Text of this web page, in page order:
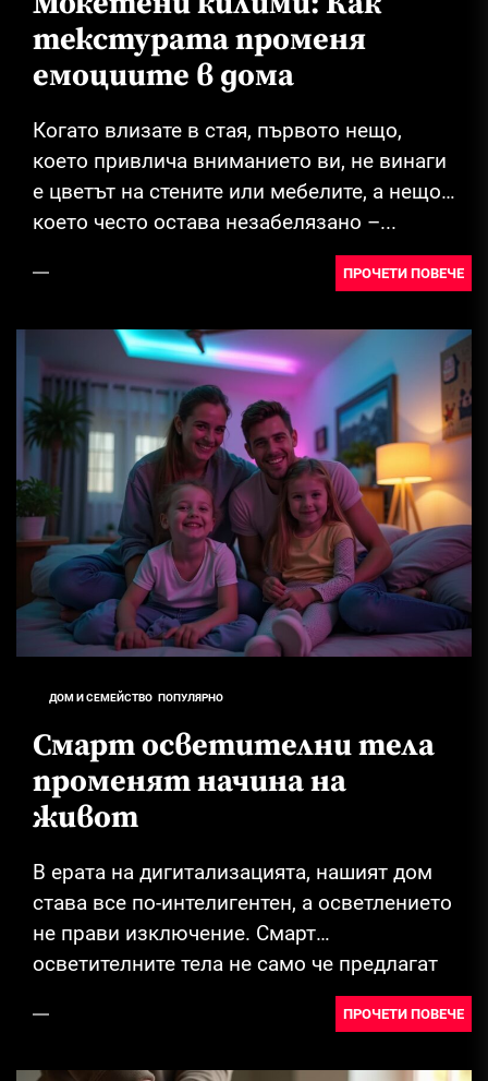
текстурата променя
емоциите в дома
Когато влизате в стая, първото нещо,
което привлича вниманието ви, не винаги
е цветът на стените или мебелите, а нещо,
което често остава незабелязано –...
ПРОЧЕТИ ПОВЕЧЕ
ДОМ И СЕМЕЙСТВО ПОПУЛЯРНО
Смарт осветителни тела
променят начина на
живот
В ерата на дигитализацията, нашият дом
става все по-интелигентен, а осветлението
не прави изключение. Смарт
осветителните тела не само че предлагат
ПРОЧЕТИ ПОВЕЧЕ